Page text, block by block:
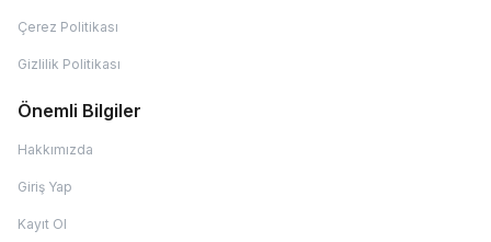
Çerez Politikası
Gizlilik Politikası
Önemli Bilgiler
Hakkımızda
Giriş Yap
Kayıt Ol